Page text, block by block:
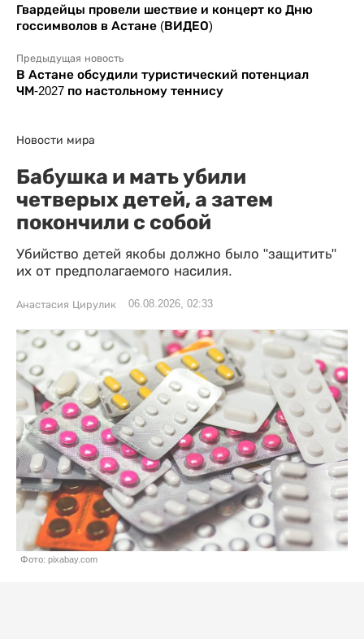
Гвардейцы провели шествие и концерт ко Дню
госсимволов в Астане (ВИДЕО)
Предыдущая новость
В Астане обсудили туристический потенциал
ЧМ-2027 по настольному теннису
Новости мира
Бабушка и мать убили
четверых детей, а затем
покончили с собой
Убийство детей якобы должно было "защитить"
их от предполагаемого насилия.
Анастасия Цирулик 06.08.2026, 02:33
Фото: pixabay.com